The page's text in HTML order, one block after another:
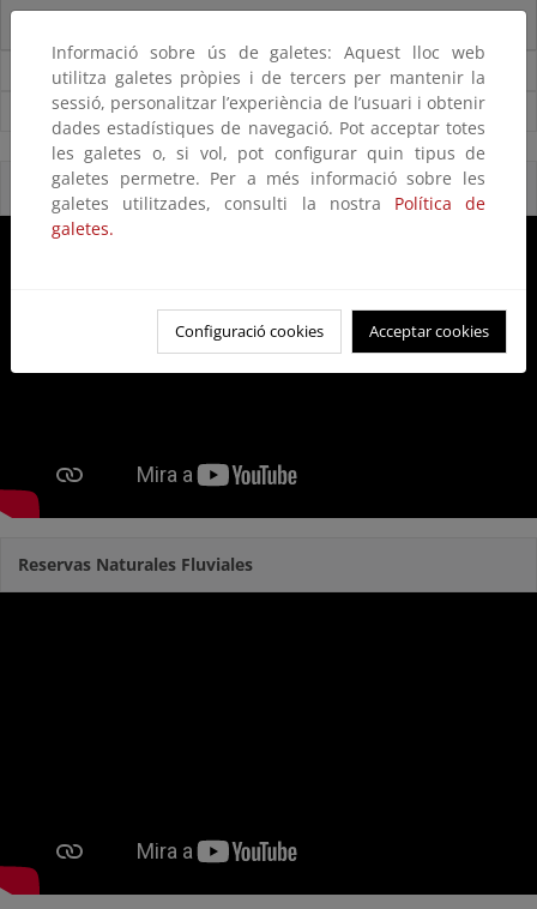
Noticias sobre Agua
Ver todas las noticias
Reservas Naturales Fluviales 2020
Reservas Naturales Fluviales
Informació sobre ús de galetes: Aquest lloc web
utilitza galetes pròpies i de tercers per mantenir la
sessió, personalitzar l’experiència de l’usuari i obtenir
dades estadístiques de navegació. Pot acceptar totes
les galetes o, si vol, pot configurar quin tipus de
galetes permetre. Per a més informació sobre les
galetes utilitzades, consulti la nostra Política de
galetes.
Configuració cookies Acceptar cookies